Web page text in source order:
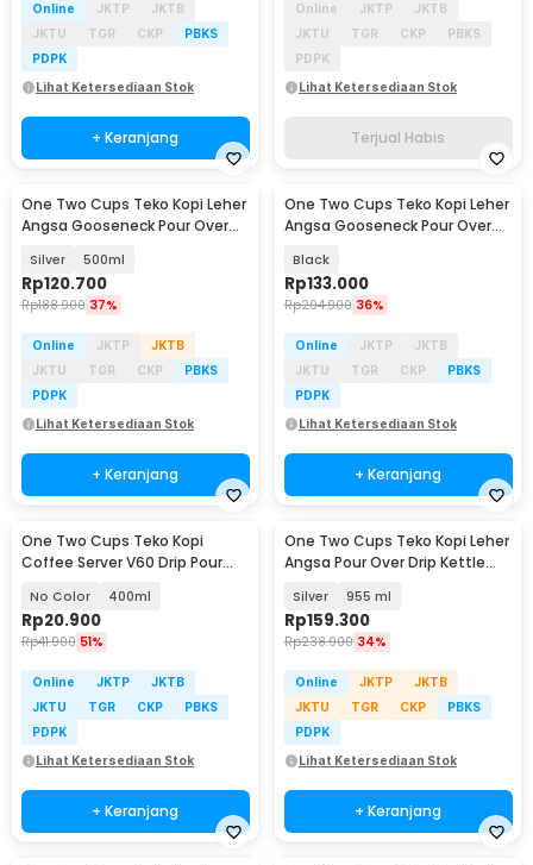
Online JKTP
JKTB
JKTU
TGR CKP
PBKS
PDPK
Lihat Ketersediaan Stok
+ Keranjang
Online JKTP
JKTB
JKTU
TGR CKP
PBKS
PDPK
Lihat Ketersediaan Stok
Terjual Habis
One Two Cups Teko Kopi Leher
Angsa Gooseneck Pour Over
Silver 500ml
Rp120.700
Rp188.900 37%
Online JKTP
JKTB
JKTU
TGR CKP
PBKS
PDPK
Lihat Ketersediaan Stok
+ Keranjang
One Two Cups Teko Kopi Leher
Angsa Gooseneck Pour Over
Black
Rp133.000
Rp204.900 36%
Online JKTP
JKTB
JKTU
TGR CKP
PBKS
PDPK
Lihat Ketersediaan Stok
+ Keranjang
One Two Cups Teko Kopi
Coffee Server V60 Drip Pour
No Color 400ml
Rp20.900
Rp41.900 51%
Online JKTP
JKTB
JKTU
TGR CKP
PBKS
PDPK
Lihat Ketersediaan Stok
+ Keranjang
One Two Cups Teko Kopi Leher
Angsa Pour Over Drip Kettle
Silver 955 ml
Rp159.300
Rp238.900 34%
Online JKTP
JKTB
JKTU
TGR CKP
PBKS
PDPK
Lihat Ketersediaan Stok
+ Keranjang